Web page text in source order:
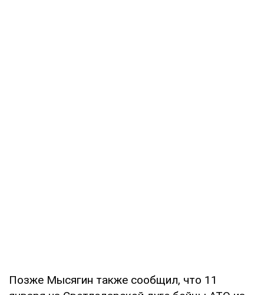
Позже Мысягин также сообщил, что 11